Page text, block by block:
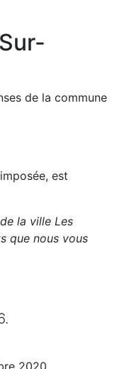
de la commune
est
la ville Les
que nous vous
.
2020.